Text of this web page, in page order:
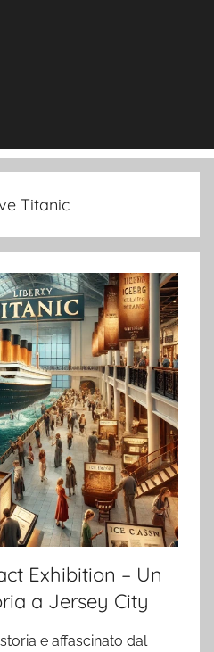
Titanic
Exhibition – Un
a Jersey City
e affascinato dal